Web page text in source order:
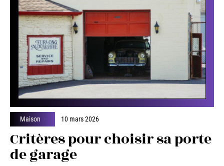
Maison 10 mars 2026
Critères pour choisir sa porte
de garage